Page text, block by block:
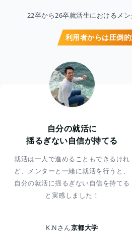
22卒から26卒就活生におけるメ
利用者からは圧倒
自分の就活に
揺るぎない自信が持てる
就活は一人で進めることもできるけれ
ど、メンターと一緒に就活を行うと、
自分の就活に揺るぎない自信を持てる
と実感しました！
K.Nさん京都大学